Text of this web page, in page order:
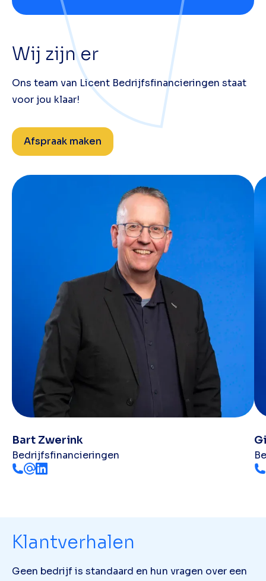
Wij zijn er
Ons team van Licent Bedrijfsfinancieringen staat
voor jou klaar!
Afspraak maken
Bart Zwerink
Bedrijfsfinancieringen
Klantverhalen
Geen bedrijf is standaard en hun vragen over een